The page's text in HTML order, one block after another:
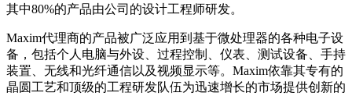
其中80%的产品由公司的设计工程师研发。
Maxim代理商的产品被广泛应用到基于微处理器的各种电子设
备，包括个人电脑与外设、过程控制、仪表、测试设备、手持
装置、无线和光纤通信以及视频显示等。Maxim依靠其专有的
晶圆工艺和顶级的工程研发队伍为迅速增长的市场提供创新的